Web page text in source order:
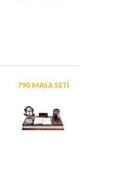
790 MASA SETİ